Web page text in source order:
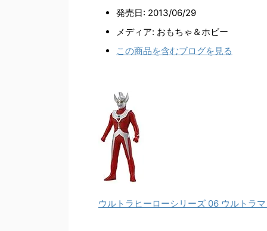
発売日: 2013/06/29
メディア: おもちゃ＆ホビー
この商品を含むブログを見る
ウルトラヒーローシリーズ 06 ウルトラ